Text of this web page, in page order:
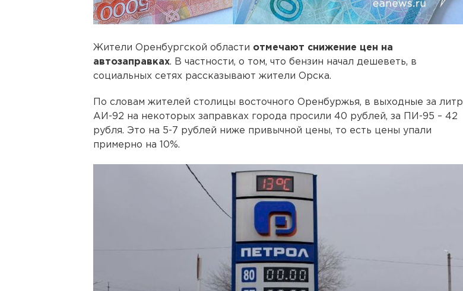
Жители Оренбургской области отмечают снижение цен на
автозаправках. В частности, о том, что бензин начал дешеветь, в
социальных сетях рассказывают жители Орска.
По словам жителей столицы восточного Оренбуржья, в выходные за литр
АИ-92 на некоторых заправках города просили 40 рублей, за ПИ-95 – 42
рубля. Это на 5-7 рублей ниже привычной цены, то есть цены упали
примерно на 10%.